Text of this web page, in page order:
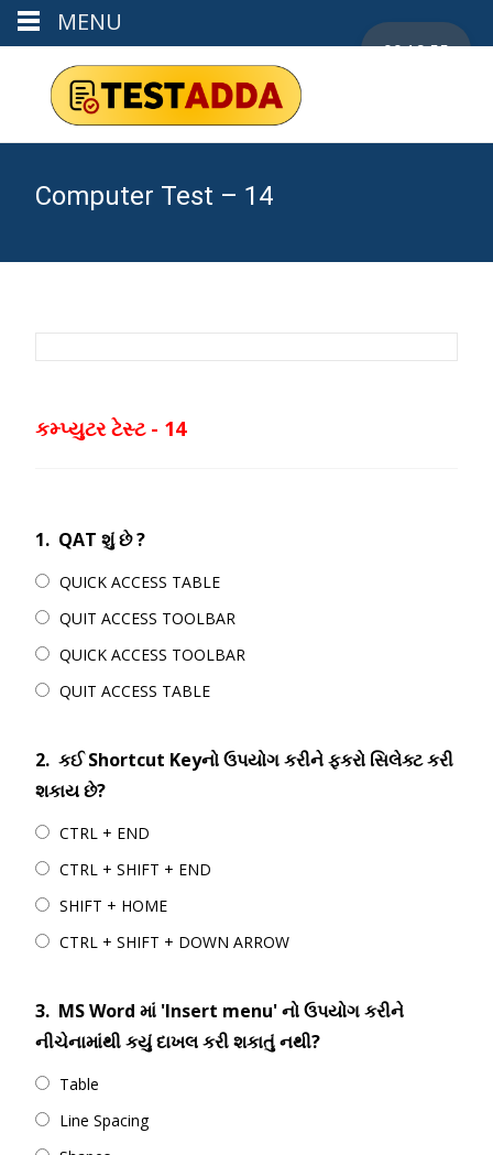
Computer Test – 14
00:19:55
કમ્પ્યુટર ટેસ્ટ - 14
1. QAT શું છે ?
QUICK ACCESS TABLE
QUIT ACCESS TOOLBAR
QUICK ACCESS TOOLBAR
QUIT ACCESS TABLE
2. કઈ Shortcut Keyનો ઉપયોગ કરીને ફકરો સિલેક્ટ કરી
શકાય છે?
CTRL + END
CTRL + SHIFT + END
SHIFT + HOME
CTRL + SHIFT + DOWN ARROW
3. MS Word માં 'Insert menu' નો ઉપયોગ કરીને
નીચેનામાંથી કયું દાખલ કરી શકાતું નથી?
Table
Line Spacing
MENU